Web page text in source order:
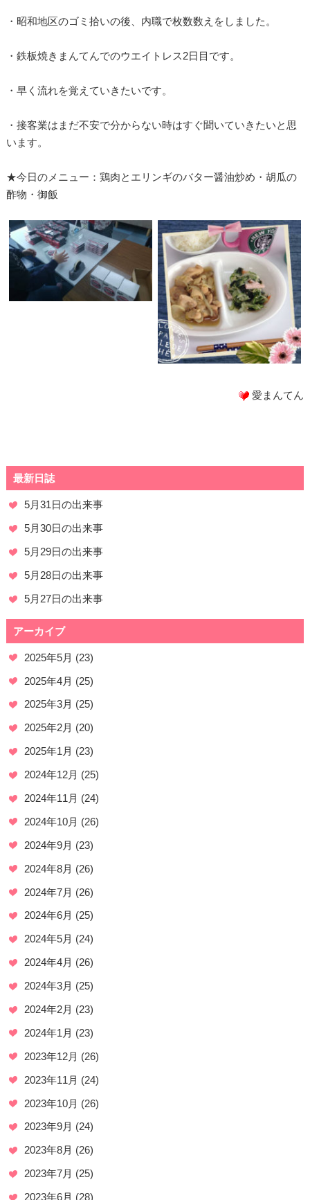
・昭和地区のゴミ拾いの後、内職で枚数数えをしました。
・鉄板焼きまんてんでのウエイトレス2日目です。
・早く流れを覚えていきたいです。
・接客業はまだ不安で分からない時はすぐ聞いていきたいと思
います。
★今日のメニュー：鶏肉とエリンギのバター醤油炒め・胡瓜の
酢物・御飯
愛まんてん
最新日誌
5月31日の出来事
5月30日の出来事
5月29日の出来事
5月28日の出来事
5月27日の出来事
アーカイブ
2025年5月 (23)
2025年4月 (25)
2025年3月 (25)
2025年2月 (20)
2025年1月 (23)
2024年12月 (25)
2024年11月 (24)
2024年10月 (26)
2024年9月 (23)
2024年8月 (26)
2024年7月 (26)
2024年6月 (25)
2024年5月 (24)
2024年4月 (26)
2024年3月 (25)
2024年2月 (23)
2024年1月 (23)
2023年12月 (26)
2023年11月 (24)
2023年10月 (26)
2023年9月 (24)
2023年8月 (26)
2023年7月 (25)
2023年6月 (28)